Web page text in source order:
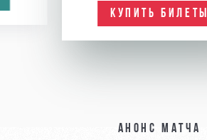
КУПИТЬ БИЛЕТЫ
Анонс матча